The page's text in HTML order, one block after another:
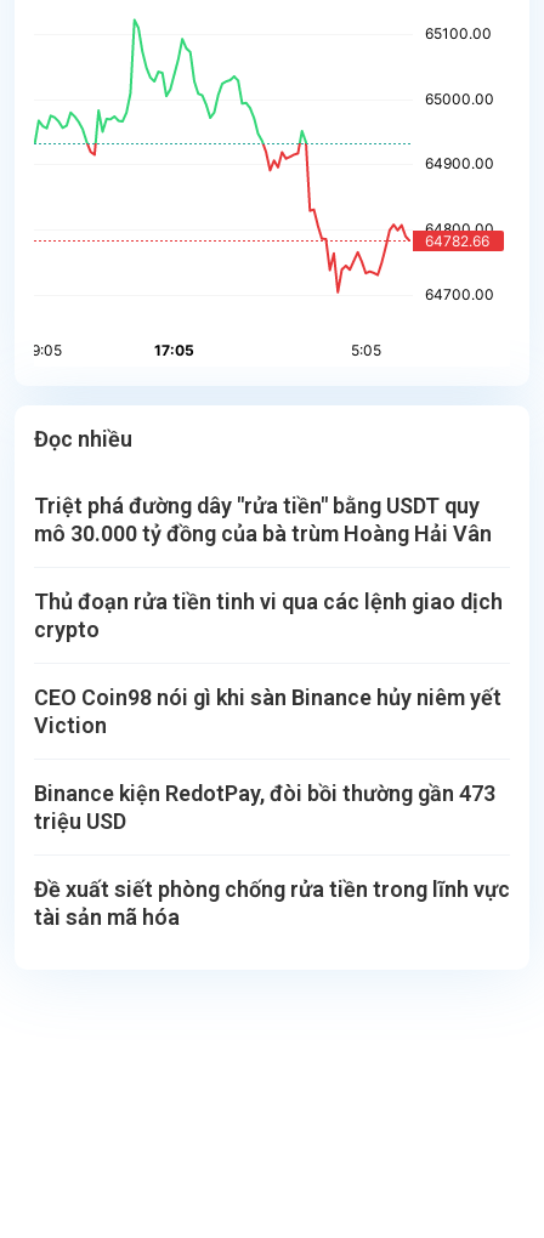
Đọc nhiều
Triệt phá đường dây "rửa tiền" bằng USDT quy
mô 30.000 tỷ đồng của bà trùm Hoàng Hải Vân
Thủ đoạn rửa tiền tinh vi qua các lệnh giao dịch
crypto
CEO Coin98 nói gì khi sàn Binance hủy niêm yết
Viction
Binance kiện RedotPay, đòi bồi thường gần 473
triệu USD
Đề xuất siết phòng chống rửa tiền trong lĩnh vực
tài sản mã hóa